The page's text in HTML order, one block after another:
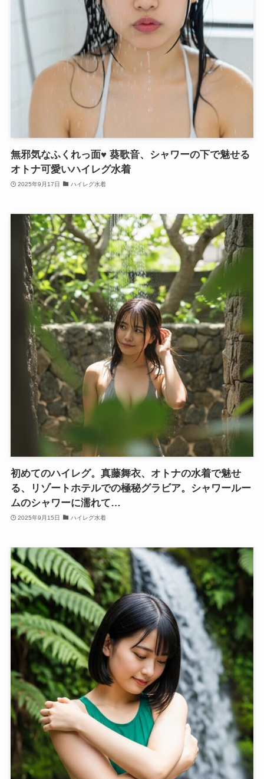
無邪気なふくれっ面♥ 葵歌音、シャワーの下で魅せる
オトナ可愛いハイレグ水着
2025年9月17日 ハイレグ水着
初めてのハイレグ。真藤舞衣、オトナの水着で魅せ
る、リゾートホテルでの極秘グラビア。シャワールー
ムのシャワーに濡れて…
2025年9月15日 ハイレグ水着